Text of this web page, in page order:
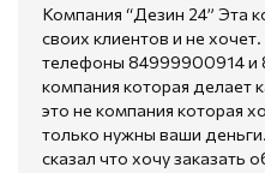
Компания “Дезин 24” Эта
своих клиентов и не
телефоны 84999900914 и
компания которая делает
это не компания которая
только нужны ваши
сказал что хочу заказать